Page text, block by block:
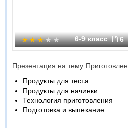
6-9 класс 6
Презентация на тему
Продукты для теста
Продукты для начинки
Технология приготовления
Подготовка и выпекание